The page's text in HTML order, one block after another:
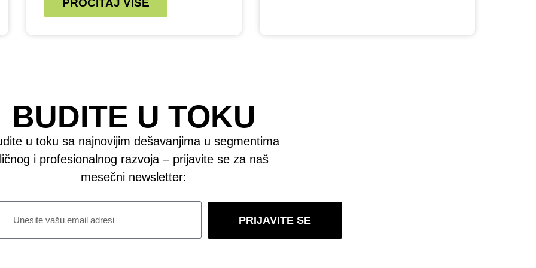
PROČITAJ VIŠE
BUDITE U TOKU
u toku sa najnovijim dešavanjima u segmentima
i profesionalnog razvoja – prijavite se za naš
mesečni newsletter:
PRIJAVITE SE